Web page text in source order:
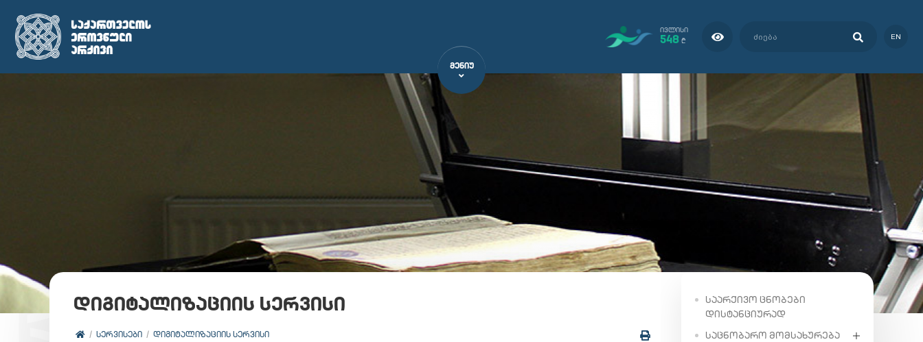
ᲘᲕᲚᲘᲡᲘ
548 ₾ EN
ᲛᲔᲜᲘᲣ
დიგიტალიზაციის სერვისი
ᲡᲔᲠᲕᲘᲡᲔᲑᲘ ᲓᲘᲒᲘᲢᲐᲚᲘᲖᲐᲪᲘᲘᲡ ᲡᲔᲠᲕᲘᲡᲘ
ᲡᲐᲐᲠᲥᲘᲕᲝ ᲪᲜᲝᲑᲔᲑᲘ
ᲓᲘᲡᲢᲐᲜᲪᲘᲣᲠᲐᲓ
ᲡᲐᲪᲜᲝᲑᲐᲠᲝ ᲛᲝᲛᲡᲐᲮᲣᲠᲔᲑᲐ